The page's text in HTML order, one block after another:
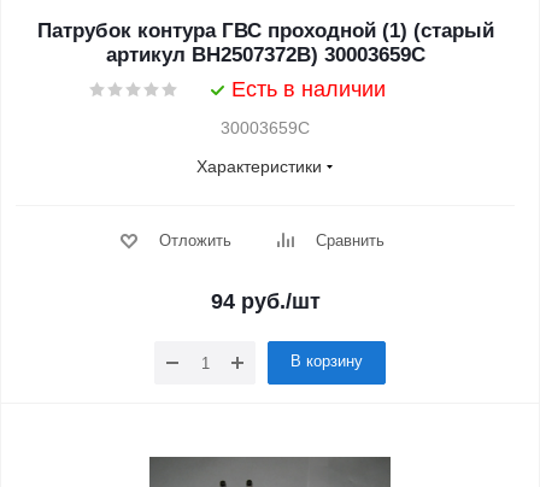
Патрубок контура ГВС проходной (1) (старый
артикул BH2507372B) 30003659C
Есть в наличии
30003659C
Характеристики
Отложить Сравнить
94 руб./шт
В корзину